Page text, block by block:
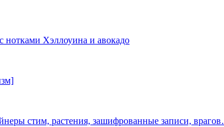
Хэллоуина и авокадо
стим, растения, зашифрованные записи,